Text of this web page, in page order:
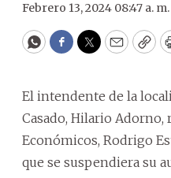
Febrero 13, 2024 08:47 a. m.
WhatsApp
Facebook
Twitter
Email
El intendente de la
Casado, Hilario Adorno,
Económicos, Rodrigo
que se suspendiera su